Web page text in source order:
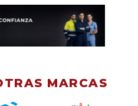
MARCAS